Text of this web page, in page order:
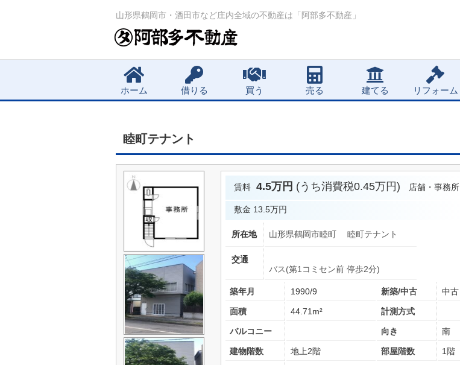
山形県鶴岡市・酒田市など庄内全域の不動産は「阿部多不動産」
Main menu
ホーム 借りる 買う 売る 建てる リフォーム
睦町テナント
賃料 4.5万円 (うち消費税0.45万円) 店舗・事務所
敷金 13.5万円
所在地 山形県鶴岡市睦町 睦町テナント
交通
バス(第1コミセン前 停歩2分)
築年月 1990/9 新築/中古 中古
面積 44.71m² 計測方式
バルコニー 向き 南
建物階数 地上2階 部屋階数 1階